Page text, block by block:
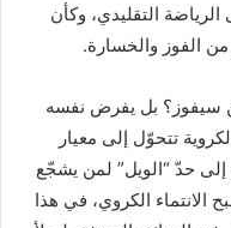
التقليدي، وكأن
الفوز والخسارة.
سيفوز؟ بل يفرض نفسه
تتحوّل إلى معيار
إلى حدّ “الويل” لمن يشجّع
الكروي، في هذا